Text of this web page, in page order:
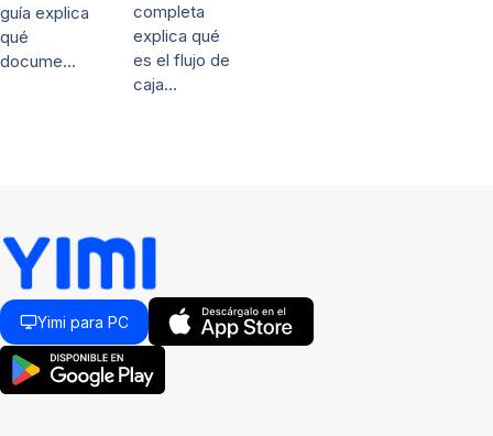
guía explica
qué
docume…
completa
explica qué
es el flujo de
caja…
Yimi para PC